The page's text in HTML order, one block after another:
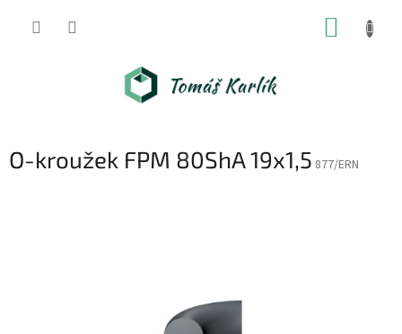
O-kroužek FPM 80ShA 19x1,5 877/ERN